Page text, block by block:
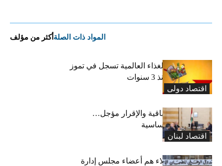
المواد ذات الصلة أكثر من مؤلف
اقتصاد دولی
“الفاو”: أسعار الغذاء العالمية تسجل في تموز
أعلى مستوى منذ 3 سنوات
اقتصاد لبنان
رسوم النفايات باقية والإقرار مؤجل…
واستثناء لمواد أساسية
بعد 19 عاماً: هؤلاء هم أعضاء مجلس إدارة